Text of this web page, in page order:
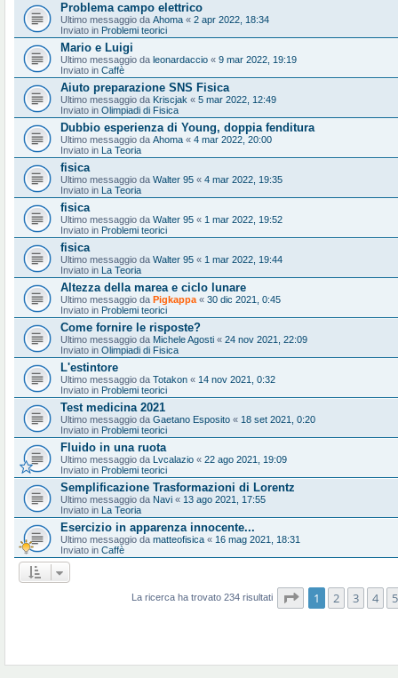
Problema campo elettrico
Ultimo messaggio da Ahoma « 2 apr 2022, 18:34
Inviato in Problemi teorici
Mario e Luigi
Ultimo messaggio da leonardaccio « 9 mar 2022, 19:19
Inviato in Caffè
Aiuto preparazione SNS Fisica
Ultimo messaggio da Kriscjak « 5 mar 2022, 12:49
Inviato in Olimpiadi di Fisica
Dubbio esperienza di Young, doppia fenditura
Ultimo messaggio da Ahoma « 4 mar 2022, 20:00
Inviato in La Teoria
fisica
Ultimo messaggio da Walter 95 « 4 mar 2022, 19:35
Inviato in La Teoria
fisica
Ultimo messaggio da Walter 95 « 1 mar 2022, 19:52
Inviato in Problemi teorici
fisica
Ultimo messaggio da Walter 95 « 1 mar 2022, 19:44
Inviato in La Teoria
Altezza della marea e ciclo lunare
Ultimo messaggio da Pigkappa « 30 dic 2021, 0:45
Inviato in Problemi teorici
Come fornire le risposte?
Ultimo messaggio da Michele Agosti « 24 nov 2021, 22:09
Inviato in Olimpiadi di Fisica
L'estintore
Ultimo messaggio da Totakon « 14 nov 2021, 0:32
Inviato in Problemi teorici
Test medicina 2021
Ultimo messaggio da Gaetano Esposito « 18 set 2021, 0:20
Inviato in Problemi teorici
Fluido in una ruota
Ultimo messaggio da Lvcalazio « 22 ago 2021, 19:09
Inviato in Problemi teorici
Semplificazione Trasformazioni di Lorentz
Ultimo messaggio da Navi « 13 ago 2021, 17:55
Inviato in La Teoria
Esercizio in apparenza innocente...
Ultimo messaggio da matteofisica « 16 mag 2021, 18:31
Inviato in Caffè
La ricerca ha trovato 234 risultati Pagina1 di10
1 2 3 4 5